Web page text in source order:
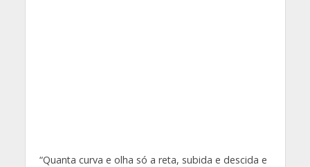
“Quanta curva e olha só a reta, subida e descida e